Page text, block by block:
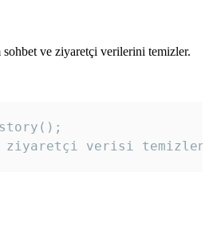
sohbet ve ziyaretçi verilerini temizler.
ziyaretçi verisi